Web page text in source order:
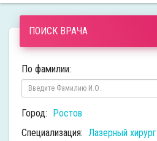
ПОИСК ВРАЧА
По фамилии:
Город: Ростов
Специализация: Лазерный хирург